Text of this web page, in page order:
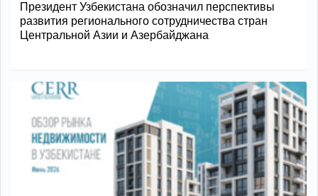
Президент Узбекистана обозначил перспективы
развития регионального сотрудничества стран
Центральной Азии и Азербайджана